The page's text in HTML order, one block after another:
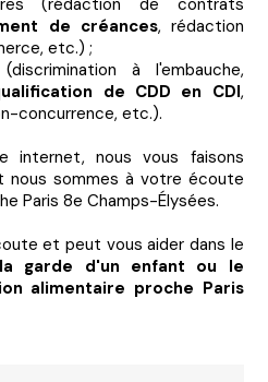
de créances, rédaction
etc.) ;
à l'embauche,
de CDD en CDI,
concurrence, etc.).
internet, nous vous faisons
nous sommes à votre écoute
Paris 8e Champs-Élysées.
et peut vous aider dans le
garde d'un enfant ou le
alimentaire proche Paris